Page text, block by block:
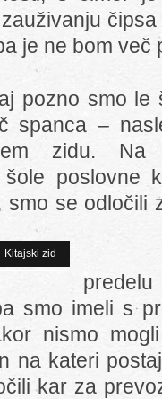
je ne bom več
pozno smo le
spanca –
zidu. Na
šole poslovne
smo se odločili
Kitajski zid
predelu
smo imeli s
nismo
na kateri
kar za